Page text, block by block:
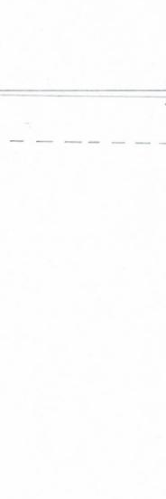
О помещении